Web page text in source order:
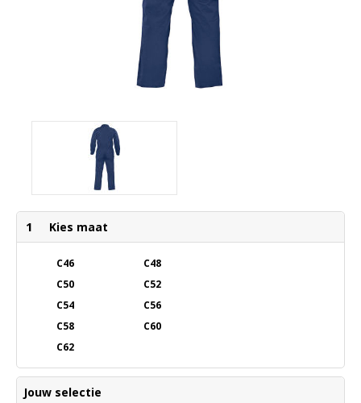
1 Kies maat
C46
C48
C50
C52
C54
C56
C58
C60
C62
Jouw selectie